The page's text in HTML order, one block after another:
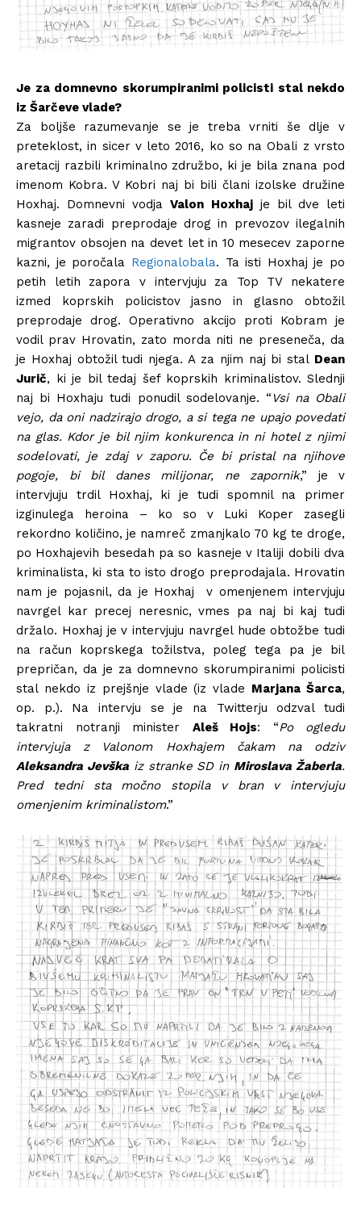
Je za domnevno skorumpiranimi policisti stal nekdo
iz Šarčeve vlade?
Za boljše razumevanje se je treba vrniti še dlje v
preteklost, in sicer v leto 2016, ko so na Obali z vrsto
aretacij razbili kriminalno združbo, ki je bila znana pod
imenom Kobra. V Kobri naj bi bili člani izolske družine
Hoxhaj. Domnevni vodjaValon Hoxhajje bil dve leti
kasneje zaradi preprodaje drog in prevozov ilegalnih
migrantov obsojen na devet let in 10 mesecev zaporne
kazni, je poročala Regionalobala. Ta isti Hoxhaj je po
petih letih zapora v intervjuju za Top TV nekatere
izmed koprskih policistov jasno in glasno obtožil
preprodaje drog. Operativno akcijo proti Kobram je
vodil prav Hrovatin, zato morda niti ne preseneča, da
je Hoxhaj obtožil tudi njega. A za njim naj bi stal Dean
Jurič, ki je bil tedaj šef koprskih kriminalistov. Slednji
naj bi Hoxhaju tudi ponudil sodelovanje. “ Vsi na Obali
vejo, da oni nadzirajo drogo, a si tega ne upajo povedati
na glas. Kdor je bil njim konkurenca in ni hotel z njimi
sodelovati, je zdaj v zaporu. Če bi pristal na njihove
pogoje, bi bil danes milijonar, ne zapornik,” je v
intervjuju trdil Hoxhaj, ki je tudi spomnil na primer
izginulega heroina – ko so v Luki Koper zasegli
rekordno količino, je namreč zmanjkalo 70 kg te droge,
po Hoxhajevih besedah pa so kasneje v Italiji dobili dva
kriminalista, ki sta to isto drogo preprodajala. Hrovatin
nam je pojasnil, da je Hoxhaj v omenjenem intervjuju
navrgel kar precej neresnic, vmes pa naj bi kaj tudi
držalo. Hoxhaj je v intervjuju navrgel hude obtožbe tudi
na račun koprskega tožilstva, poleg tega pa je bil
prepričan, da je za domnevno skorumpiranimi policisti
stal nekdo iz prejšnje vlade (iz vlade Marjana Šarca,
op. p.). Na intervju se je na Twitterju odzval tudi
takratni notranji minister Aleš Hojs: “Po ogledu
intervjuja z Valonom Hoxhajem čakam na odziv
Aleksandra Jevškaiz stranke SD in Miroslava Žaberla.
Pred tedni sta močno stopila v bran v intervjuju
omenjenim kriminalistom.”